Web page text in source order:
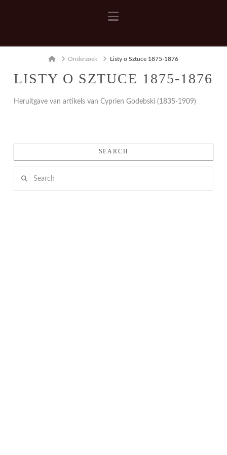
Navigation
HomeOnderzoek Listy o Sztuce 1875-1876
LISTY O SZTUCE 1875-1876
Heruitgave van artikels van Cyprien Godebski (1835-1909)
SEARCH